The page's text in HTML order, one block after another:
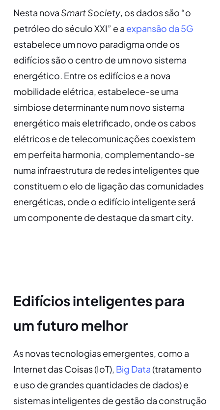
Nesta nova Smart Society, os dados são “o
petróleo do século XXI” e a expansão da 5G
estabelece um novo paradigma onde os
edifícios são o centro de um novo sistema
energético. Entre os edifícios e a nova
mobilidade elétrica, estabelece-se uma
simbiose determinante num novo sistema
energético mais eletrificado, onde os cabos
elétricos e de telecomunicações coexistem
em perfeita harmonia, complementando-se
numa infraestrutura de redes inteligentes que
constituem o elo de ligação das comunidades
energéticas, onde o edifício inteligente será
um componente de destaque da smart city.
Edifícios inteligentes para
um futuro melhor
As novas tecnologias emergentes, como a
Internet das Coisas (IoT), Big Data(tratamento
e uso de grandes quantidades de dados) e
sistemas inteligentes de gestão da construção